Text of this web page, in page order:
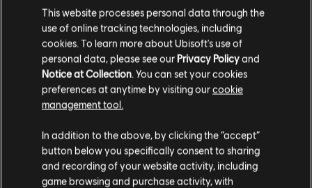
Si vous souhaitez faire un achat, veuillez vous
rendre sur votre Store local.
This website processes personal data through the
use of online tracking technologies, including
cookies. To learn more about Ubisoft's use of
personal data, please see our Privacy Policyand
Notice at Collection . You can set your cookies
preferences at anytime by visiting ourcookie
management tool.
In addition to the above, by clicking the “accept”
button below you specifically consent to sharing
and recording of your website activity, including
game browsing and purchase activity, with